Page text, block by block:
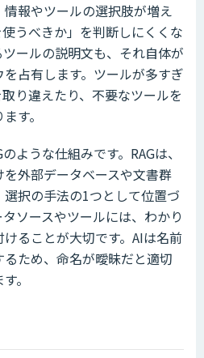
報やツールの選択肢が増え
うべきか」を判断しにくくな
ールの説明文も、それ自体が
占有します。ツールが多すぎ
り違えたり、不要なツールを
す。
ような仕組みです。RAGは、
外部データベースや文書群
択の手法の1つとして位置づ
ソースやツールには、わかり
ることが大切です。AIは名前
ため、命名が曖昧だと適切
。